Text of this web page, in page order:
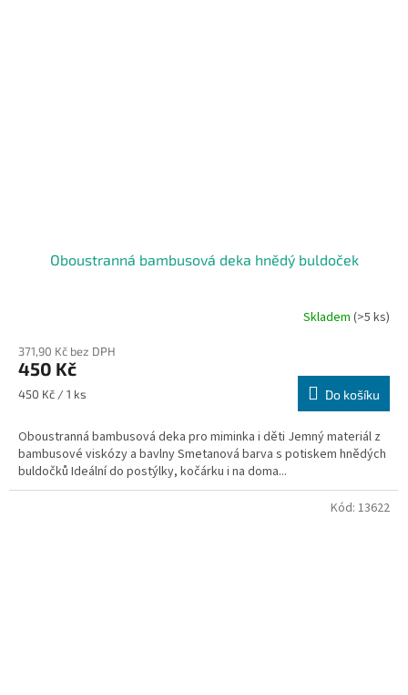
Oboustranná bambusová deka hnědý buldoček
Skladem (>5 ks)
371,90 Kč bez DPH
450 Kč
Měrná
450 Kč / 1 ks Do košíku
Oboustranná bambusová deka pro miminka i děti Jemný materiál z
bambusové viskózy a bavlny Smetanová barva s potiskem hnědých
buldočků Ideální do postýlky, kočárku i na doma...
Kód: 13622